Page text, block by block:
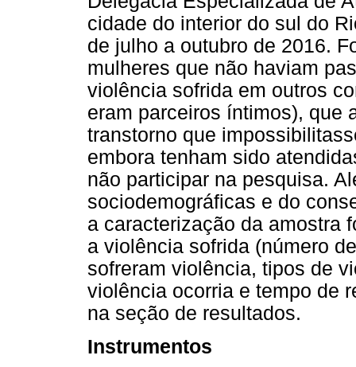
cidade do interior do sul do
de julho a outubro de 2016.
mulheres que não haviam
violência sofrida em outros
eram parceiros íntimos), que
transtorno que
embora tenham sido
não participar na pesquisa.
sociodemográficas e do
a caracterização da amostra
a violência sofrida (número
sofreram violência, tipos de
violência ocorria e tempo de
na seção de resultados.
Instrumentos